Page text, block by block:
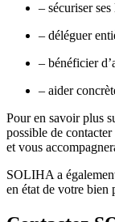
– sécuriser
– déléguer
– bénéficier
– aider
Pour en savoir plus
possible de
et vous
SOLIHA a
en état de votre bien